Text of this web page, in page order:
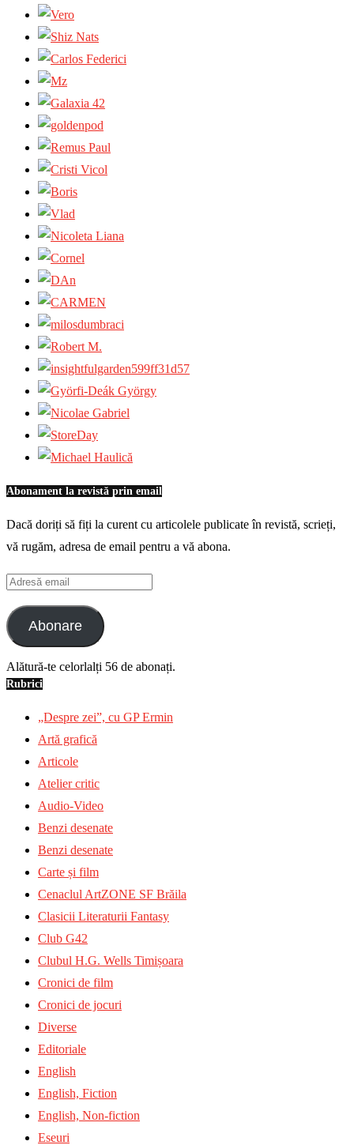
Abonament la revistă prin email
Dacă doriți să fiți la curent cu articolele publicate în revistă, scrieți,
vă rugăm, adresa de email pentru a vă abona.
Adresă
email
Abonare
Alătură-te celorlalți 56 de abonați.
Rubrici
„Despre zei”, cu GP Ermin
Artă grafică
Articole
Atelier critic
Audio-Video
Benzi desenate
Benzi desenate
Carte și film
Cenaclul ArtZONE SF Brăila
Clasicii Literaturii Fantasy
Club G42
Clubul H.G. Wells Timișoara
Cronici de film
Cronici de jocuri
Diverse
Editoriale
English
English, Fiction
English, Non-fiction
Eseuri